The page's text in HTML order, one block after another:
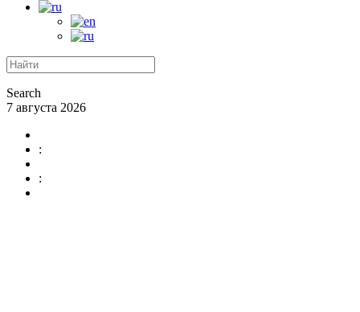
Search
7 августа 2026
:
: